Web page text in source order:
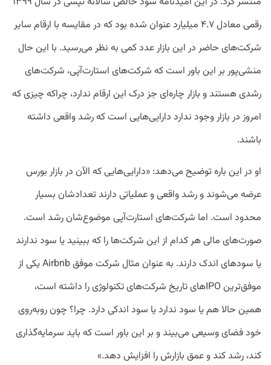
رقمی معادل ۴.۷ میلیارد عنوان شده بود که در مقایسه با ارقام سایر
شرکت‌های حاضر در این بازار عدد کمی به نظر می‌رسید. با این حال
منشی‌پور بر این باور است که شرکت‌های استارت‌آپی، شرکت‌های
رشدی هستند و بازار چاره‌ای جز درک این ارقام ندارد، چراکه چیزی که
امروز در بازار وجود ندارد دارایی‌هایی است که رشد واقعی داشته
باشند.
او در این باره توضیح می‌دهد: «دارایی‌هایی که الآن در بازار بورس
عرضه می‌شوند و رشد واقعی و عملیاتی دارند تعدادشان بسیار
محدود است. اما شرکت‌های استارت‌آپی موضوع‌شان رشد است.
صورت‌های مالی هر کدام از این شرکت‌ها را که ببینید یا سود ندارند
یا سودهای اندک دارند. به عنوان مثال شرکت موفق Airbnb یکی از
موفق‌ترین IPOهای تاریخ شرکت‌های تکنولوژی را داشته است،
همین حالا هم یا سود ندارد یا سود اندکی دارد. چرا؟ چون روبه‌روی
خود فضای وسیعی می‌بیند و بر این باور است که باید سرمایه‌گذاری
کند، رشد کند و عمق بازارش را افزایش دهد.»